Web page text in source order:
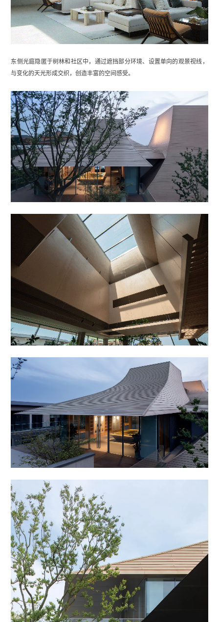
东侧光庭隐匿于树林和社区中，通过遮挡部分环境、设置单向的观景视线，
与变化的天光形成交织，创造丰富的空间感受。